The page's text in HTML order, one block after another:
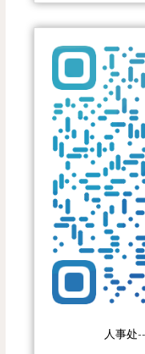
人事处